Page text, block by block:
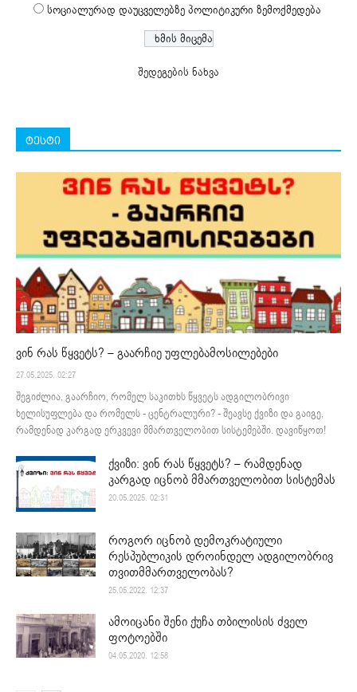
სოციალურად დაუცველებზე პოლიტიკური ზემოქმედება
შედეგების ნახვა
ტესტი
ვინ რას წყვეტს? – გაარჩიე უფლებამოსილებები
27.05.2025. 02:27
შეგიძლია, გაარჩიო, რომელ საკითხს წყვეტს ადგილობრივი
ხელისუფლება და რომელს - ცენტრალური? - შეავსე ქვიზი და გაიგე,
რამდენად კარგად ერკვევი მმართველობით სისტემებში. დავიწყოთ!
ქვიზი: ვინ რას წყვეტს? – რამდენად
კარგად იცნობ მმართველობით სისტემას
20.05.2025. 02:31
როგორ იცნობ დემოკრატიული
რესპუბლიკის დროინდელ ადგილობრივ
თვითმმართველობას?
25.05.2022. 12:37
ამოიცანი შენი ქუჩა თბილისის ძველ
ფოტოებში
04.05.2020. 12:58